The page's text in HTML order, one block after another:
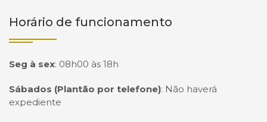
Horário de funcionamento
Seg à sex: 08h00 às 18h
Sábados (Plantão por telefone): Não haverá
expediente